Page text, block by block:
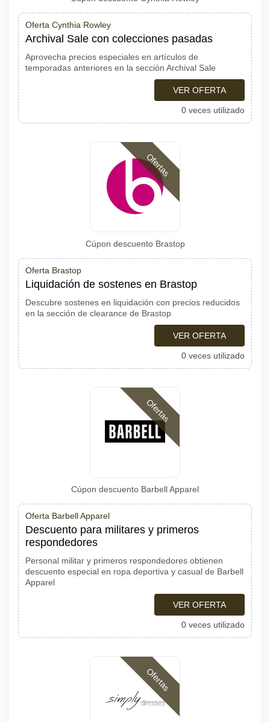
Oferta Cynthia Rowley
Archival Sale con colecciones pasadas
Aprovecha precios especiales en artículos de
temporadas anteriores en la sección Archival Sale
VER OFERTA
0 veces utilizado
Ofertas
Cúpon descuento Brastop
Oferta Brastop
Liquidación de sostenes en Brastop
Descubre sostenes en liquidación con precios reducidos
en la sección de clearance de Brastop
VER OFERTA
0 veces utilizado
Ofertas
Cúpon descuento Barbell Apparel
Oferta Barbell Apparel
Descuento para militares y primeros
respondedores
Personal militar y primeros respondedores obtienen
descuento especial en ropa deportiva y casual de Barbell
Apparel
VER OFERTA
0 veces utilizado
Ofertas